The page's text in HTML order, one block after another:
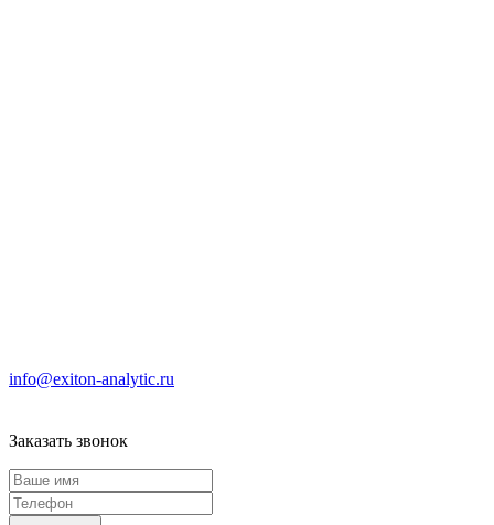
info@exiton-analytic.ru
Заказать звонок